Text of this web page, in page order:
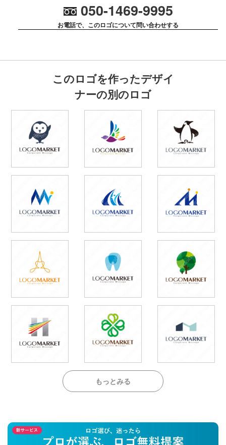
050-1469-9995
お電話で、このロゴについて問い合わせする
このロゴを作ったデザイ
ナーの別のロゴ
もっとみる